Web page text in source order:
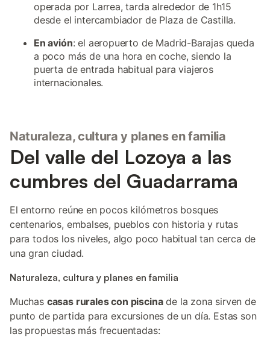
operada por Larrea, tarda alrededor de 1h15
desde el intercambiador de Plaza de Castilla.
En avión: el aeropuerto de Madrid-Barajas queda
a poco más de una hora en coche, siendo la
puerta de entrada habitual para viajeros
internacionales.
Naturaleza, cultura y planes en familia
Del valle del Lozoya a las
cumbres del Guadarrama
El entorno reúne en pocos kilómetros bosques
centenarios, embalses, pueblos con historia y rutas
para todos los niveles, algo poco habitual tan cerca de
una gran ciudad.
Naturaleza, cultura y planes en familia
Muchas casas rurales con piscinade la zona sirven de
punto de partida para excursiones de un día. Estas son
las propuestas más frecuentadas: